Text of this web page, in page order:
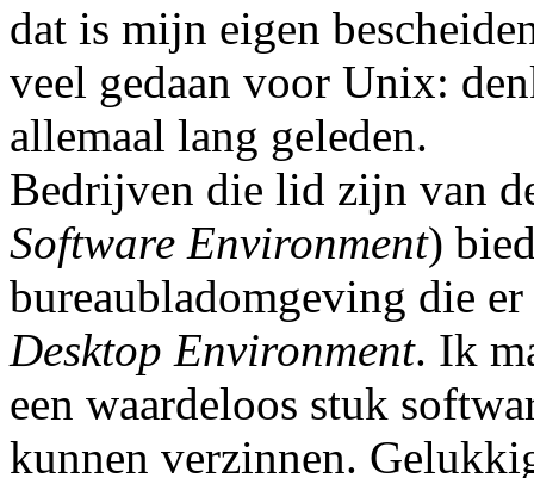
dat is mijn eigen
veel gedaan voor Unix:
allemaal lang geleden.
Bedrijven die lid zijn van
Software Environment)
bureaubladomgeving die
Desktop Environment. Ik
een waardeloos stuk
kunnen verzinnen.